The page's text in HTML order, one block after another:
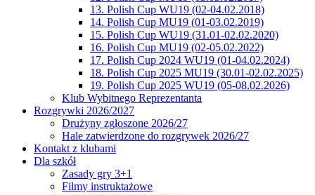
13. Polish Cup WU19 (02-04.02.2018)
14. Polish Cup MU19 (01-03.02.2019)
15. Polish Cup WU19 (31.01-02.02.2020)
16. Polish Cup MU19 (02-05.02.2022)
17. Polish Cup 2024 WU19 (01-04.02.2024)
18. Polish Cup 2025 MU19 (30.01-02.02.2025)
19. Polish Cup 2025 WU19 (05-08.02.2026)
Klub Wybitnego Reprezentanta
Rozgrywki 2026/2027
Drużyny zgłoszone 2026/27
Hale zatwierdzone do rozgrywek 2026/27
Kontakt z klubami
Dla szkół
Zasady gry 3+1
Filmy instruktażowe